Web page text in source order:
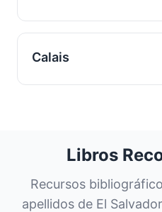
Calais
Libros
Recursos
apellidos de El